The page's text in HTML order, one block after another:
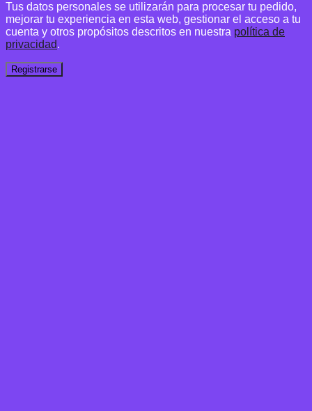
Tus datos personales se utilizarán para procesar tu pedido,
mejorar tu experiencia en esta web, gestionar el acceso a tu
cuenta y otros propósitos descritos en nuestra política de
privacidad.
Registrarse